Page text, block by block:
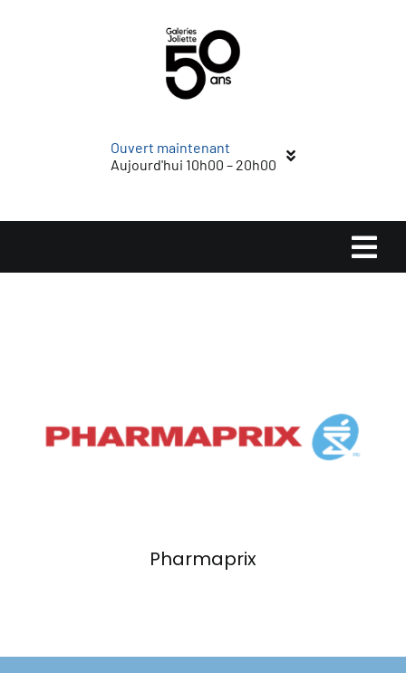
Ouvert maintenant
Aujourd'hui 10h00 – 20h00
Événements
Pharmaprix